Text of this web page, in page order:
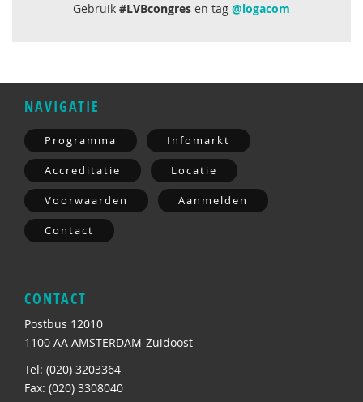
Gebruik #LVBcongres en tag @logacom
NAVIGATIE
Programma Infomarkt
Accreditatie Locatie
Voorwaarden Aanmelden
Contact
CONTACT
Postbus 12010
1100 AA AMSTERDAM-Zuidoost
Tel: (020) 3203364
Fax: (020) 3308040